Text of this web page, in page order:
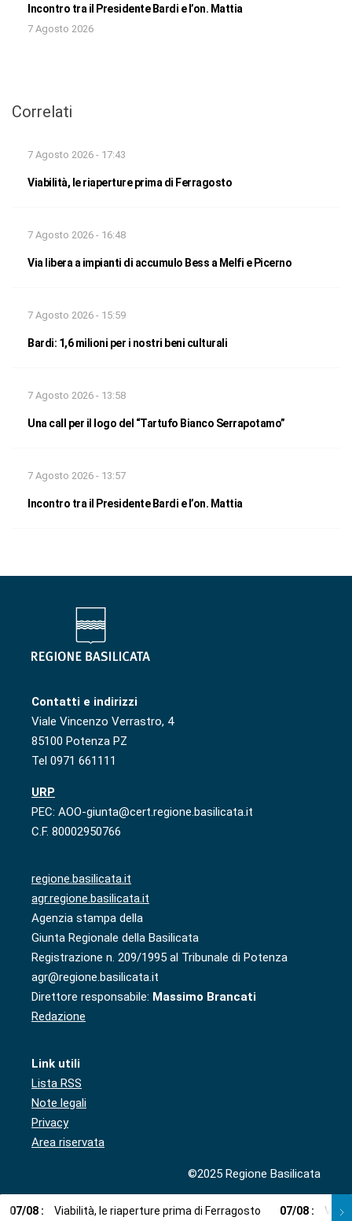
Incontro tra il Presidente Bardi e l’on. Mattia
7 Agosto 2026
Correlati
7 Agosto 2026 - 17:43
Viabilità, le riaperture prima di Ferragosto
7 Agosto 2026 - 16:48
Via libera a impianti di accumulo Bess a Melfi e Picerno
7 Agosto 2026 - 15:59
Bardi: 1,6 milioni per i nostri beni culturali
7 Agosto 2026 - 13:58
Una call per il logo del “Tartufo Bianco Serrapotamo”
7 Agosto 2026 - 13:57
Incontro tra il Presidente Bardi e l’on. Mattia
Contatti e indirizzi
Viale Vincenzo Verrastro, 4
85100 Potenza PZ
Tel 0971 661111
URP
PEC: AOO-giunta@cert.regione.basilicata.it
C.F. 80002950766
regione.basilicata.it
agr.regione.basilicata.it
Agenzia stampa della
Giunta Regionale della Basilicata
Registrazione n. 209/1995 al Tribunale di Potenza
agr@regione.basilicata.it
Direttore responsabile: Massimo Brancati
Redazione
Link utili
Lista RSS
Note legali
Privacy
Area riservata
©2025 Regione Basilicata
07/08 : Viabilità, le riaperture prima di Ferragosto 07/08 : Via